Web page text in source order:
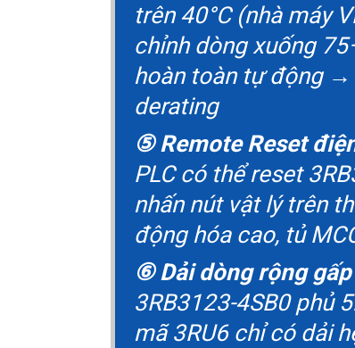
trên 40°C (nhà máy
chỉnh dòng xuống
hoàn toàn tự động →
derating
⑤ Remote Reset
PLC có thể reset
nhấn nút vật lý trên
động hóa cao, tủ
⑥ Dải dòng rộng
3RB3123-4SB0 phủ
mã 3RU6 chỉ có dải